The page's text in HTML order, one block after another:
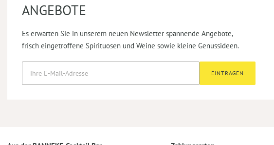
ANGEBOTE
Es erwarten Sie in unserem neuen Newsletter spannende Angebote,
frisch eingetroffene Spirituosen und Weine sowie kleine Genussideen.
EINTRAGEN